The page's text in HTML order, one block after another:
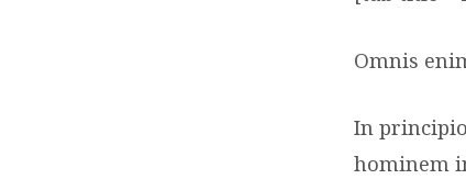
Omnis
In
hominem